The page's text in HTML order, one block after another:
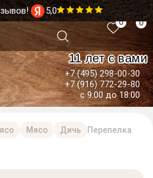
5,0
11 лет с вами
+7 (495) 298-00-30
+7 (916) 772-29-80
с 9:00 до 18:00
0 0
Мясо Дичь Перепелка